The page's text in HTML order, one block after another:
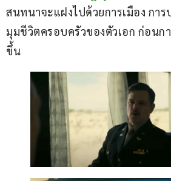
สนทนาจะแฝงไปด้วยการเมือง การ
มุมชีวิตครอบครัวของตัวเอก ก่อนก
ขึ้น